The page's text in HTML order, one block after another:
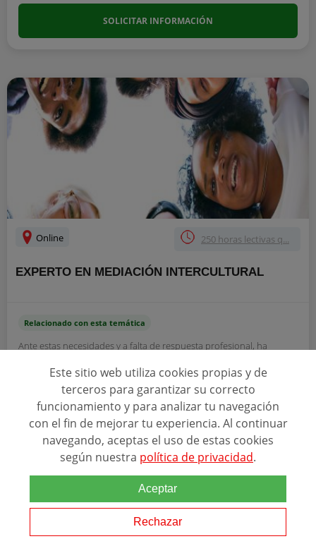
SOLICITAR INFORMACIÓN
Online 250 horas lectivas q...
EXPERTO EN MEDIACIÓN INTERCULTURAL
Relacionado con esta temática
Ante estas necesidades y a falta de respuesta profesional, ha
mediación. Objetivos El alumno será capaz de prevenir y resolver
determinados conflictos que...
SOLICITAR INFORMACIÓN
Este sitio web utiliza cookies propias y de
terceros para garantizar su correcto
funcionamiento y para analizar tu navegación
con el fin de mejorar tu experiencia. Al continuar
navegando, aceptas el uso de estas cookies
según nuestra política de privacidad.
Aceptar
Rechazar